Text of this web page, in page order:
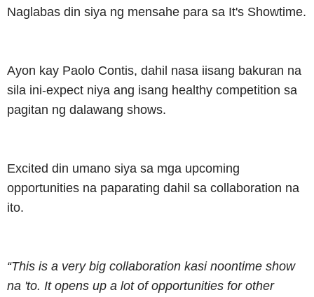
Naglabas din siya ng mensahe para sa It's Showtime.
Ayon kay Paolo Contis, dahil nasa iisang bakuran na
sila ini-expect niya ang isang healthy competition sa
pagitan ng dalawang shows.
Excited din umano siya sa mga upcoming
opportunities na paparating dahil sa collaboration na
ito.
“This is a very big collaboration kasi noontime show
na 'to. It opens up a lot of opportunities for other